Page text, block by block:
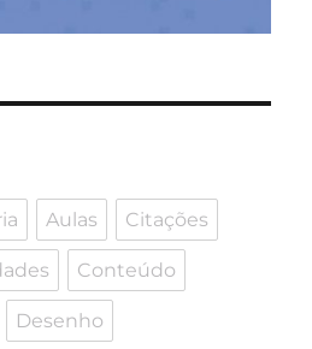
Aulas Citações
Conteúdo
Desenho